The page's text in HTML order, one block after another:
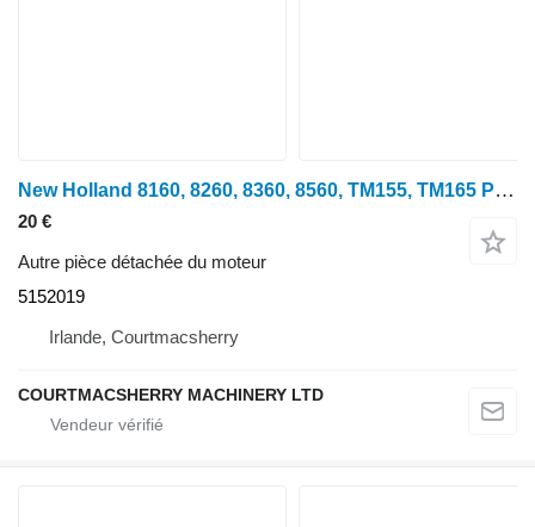
New Holland 8160, 8260, 8360, 8560, TM155, TM165 Protection de capot avant 5152019 pour tracteur à roues 8360
20 €
Autre pièce détachée du moteur
5152019
Irlande, Courtmacsherry
COURTMACSHERRY MACHINERY LTD